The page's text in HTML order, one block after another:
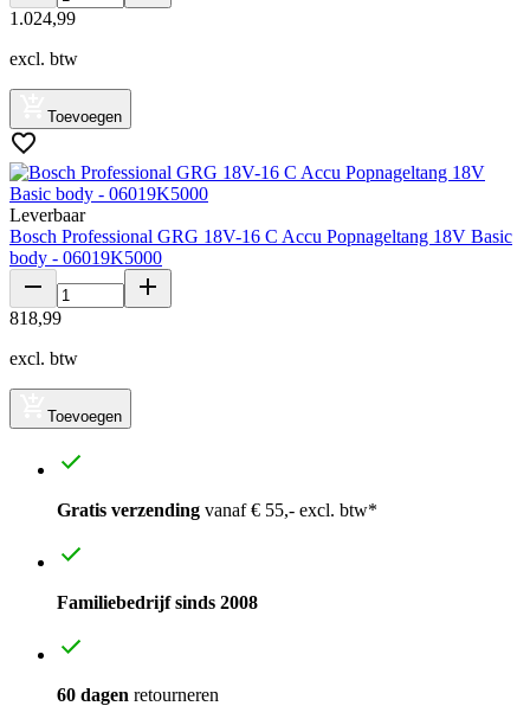
1 .024,99
excl. btw
Toevoegen
Leverbaar
Bosch Professional GRG 18V-16 C Accu Popnageltang 18V Basic
body - 06019K5000
818,99
excl. btw
Toevoegen
Gratis verzending vanaf € 55,- excl. btw*
Familiebedrijf sinds 2008
60 dagen retourneren